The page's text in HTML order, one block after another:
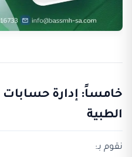
خامساً: إدارة حسابات
الطبية
نقوم بـ: